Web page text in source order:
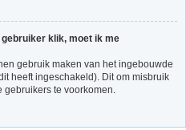
klik, moet ik me
gebruik maken van het ingebouwde
heeft ingeschakeld). Dit om misbruik
gebruikers te voorkomen.